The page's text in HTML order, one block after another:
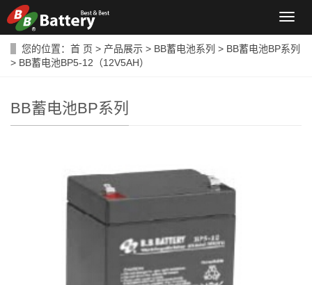
导
菜
您的位置： 首 页 > 产品展示 > BB蓄电池系列 > BB蓄电池BP系列
> BB蓄电池BP5-12（12V5AH）
BB蓄电池BP系列